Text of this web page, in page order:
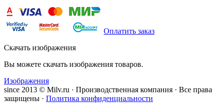
Оплатить заказ
Скачать изображения
Вы можете скачать изображения товаров.
Изображения
since 2013 © Milv.ru · Производственная компания · Все права
защищены · Политика конфиденциальности